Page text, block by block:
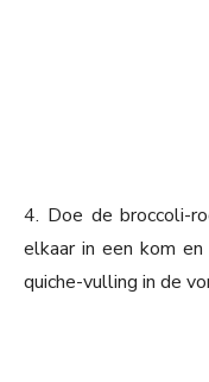
4. Doe de broccoli-
elkaar in een kom
quiche-vulling in de